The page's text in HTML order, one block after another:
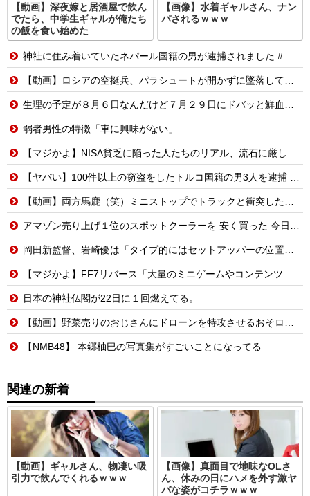
【動画】深夜嫁と居酒屋で飲ん
でたら、中学生ギャルが俺たち
の飯を食い始めた
【画像】水着ギャルさん、ナン
パされるｗｗｗ
神社に住み着いていたネパール国籍の男が逮捕されました #移民 #外国人
【動画】ロシアの空挺兵、パラシュートが開かずに墜落してしまう。
生理の予定が８月６日なんだけど７月２９日にドバッと鮮血でたから生理かな？って思ったのよね
弱者男性の特徴「車に興味がない」
【マジかよ】NISA貧乏に陥った人たちのリアル、流石に厳しい…w↓結果、食生活が悲惨な事に
【ヤバい】100件以上の窃盗をしたトルコ国籍の男3人を逮捕 #移民 #外国人
【動画】両方馬鹿（笑）ミニストップでトラックと衝突したドラレコが（ノ∇`）
アマゾン売り上げ１位のスポットクーラーを 安く買った 今日設置する 予定だが多少でも涼しくなったら良いな
岡田新監督、岩崎優は「タイプ的にはセットアッパーの位置が一番合うてる」←おーん
【マジかよ】FF7リバース「大量のミニゲームやコンテンツでユーザーが疲れ、ゲームから離れた」と浜口直樹ディレクターが公式インタビューで告白
日本の神社仏閣が22日に１回燃えてる。
【動画】野菜売りのおじさんにドローンを特攻させるおそロシア。
【NMB48】 本郷柚巴の写真集がすごいことになってる
関連の新着
【動画】ギャルさん、物凄い吸
引力で飲んでくれるｗｗｗ
【画像】真面目で地味なOLさ
ん、休みの日にハメを外す激ヤ
バな姿がコチラｗｗｗ